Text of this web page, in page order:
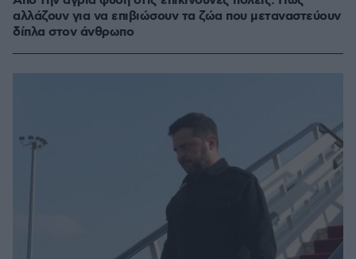
αλλάζουν για να επιβιώσουν τα ζώα που μεταναστεύουν
δίπλα στον άνθρωπο